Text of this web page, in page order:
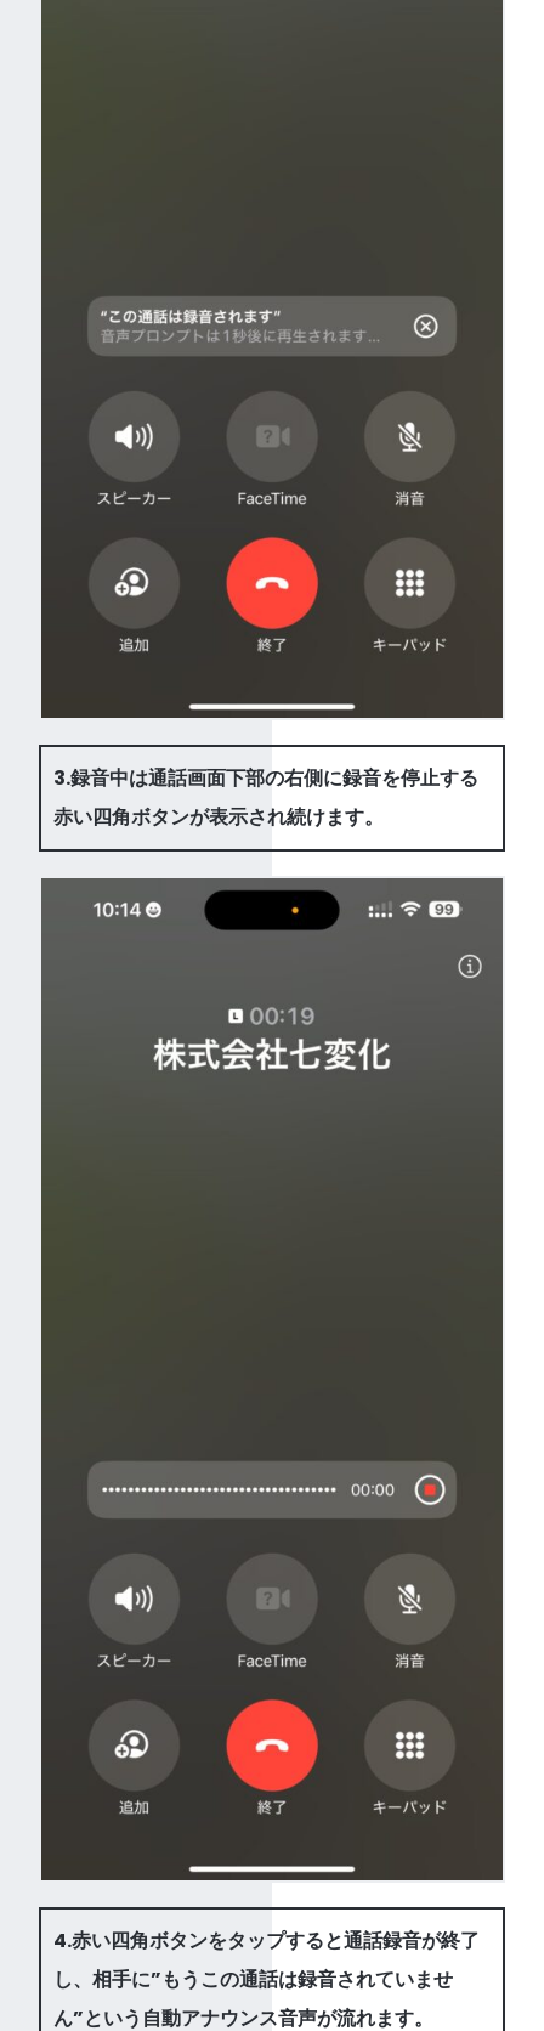
3.録音中は通話画面下部の右側に録音を停止する
赤い四角ボタンが表示され続けます。
4.赤い四角ボタンをタップすると通話録音が終了
し、相手に”もうこの通話は録音されていませ
ん”という自動アナウンス音声が流れます。